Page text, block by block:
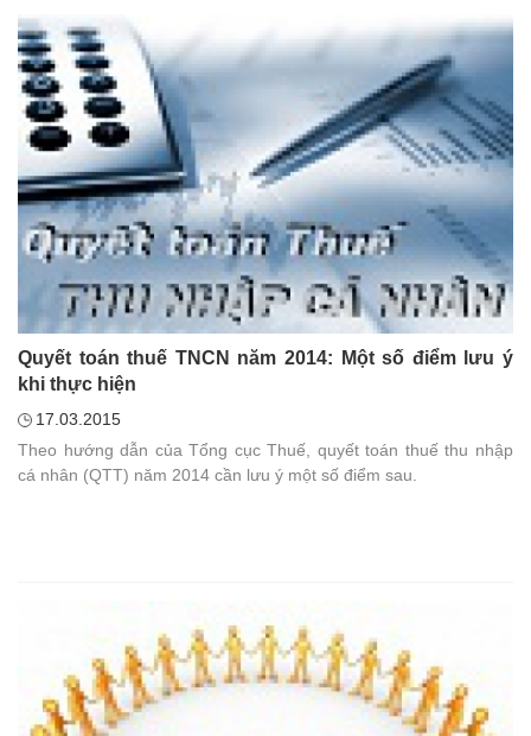
Quyết toán thuế TNCN năm 2014: Một số điểm lưu ý
khi thực hiện
17.03.2015
Theo hướng dẫn của Tổng cục Thuế, quyết toán thuế thu nhập
cá nhân (QTT) năm 2014 cần lưu ý một số điểm sau.